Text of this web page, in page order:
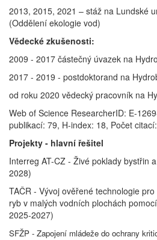
2013, 2015, 2021 – stáž na Lundské
(Oddělení ekologie vod)
Vědecké zkušenosti:
2009 - 2017 částečný úvazek na
2017 - 2019 - postdoktorand na
od roku 2020 vědecký pracovník na
Web of Science ResearcherID: E-
publikací: 79, H-index: 18, Počet
Projekty - hlavní řešitel
Interreg AT-CZ - Živé poklady bystřin
2028)
TAČR - Vývoj ověřené technologie
ryb v malých vodních plochách
2025-2027)
SFŽP - Zapojení mládeže do ochrany